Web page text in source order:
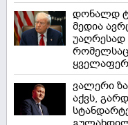
დონალდ
მედია
უაღრესად
რომელსაც
ვალერი
აქვს,